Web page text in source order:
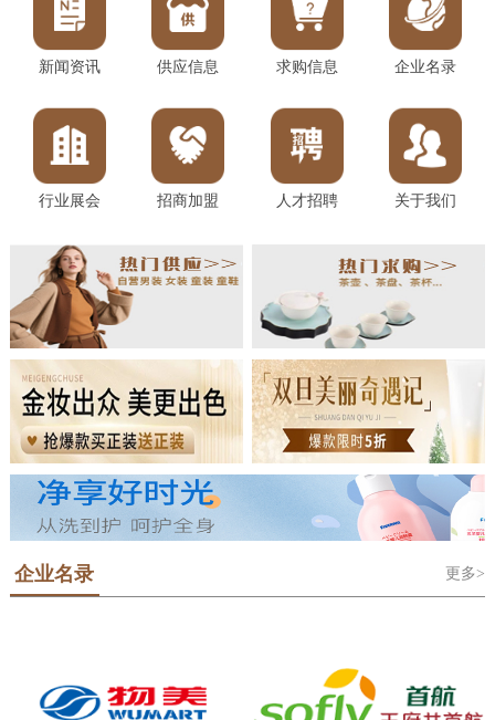
新闻资讯 供应信息 求购信息 企业名录
行业展会 招商加盟 人才招聘 关于我们
企业名录 更多>